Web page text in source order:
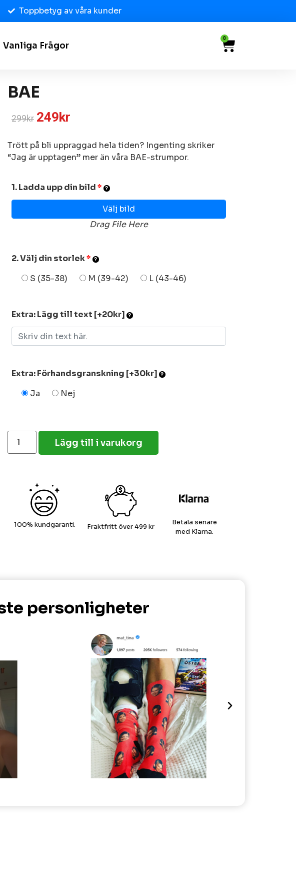
Toppbetyg av våra kunder
Vanliga Frågor
0
BAE
299kr 249kr
Trött på bli uppraggad hela tiden? Ingenting skriker
“Jag är upptagen” mer än våra BAE-strumpor.
1. Ladda upp din bild*
Välj bild
Drag File Here
2. Välj din storlek*
S (35-38)
M (39-42) L (43-46)
Extra: Lägg till text [+20kr]
Extra: Förhandsgranskning [+30kr]
Ja
Nej
Lägg till i varukorg
100% kundgaranti. Fraktfritt över 499 kr
Betala senare
med Klarna.
personligheter